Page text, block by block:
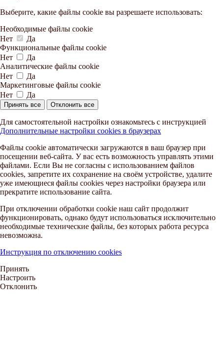
Выберите, какие файлы cookie вы разрешаете использовать:
Необходимые файлы cookie
Нет
Да
Функциональные файлы cookie
Нет
Да
Аналитические файлы cookie
Нет
Да
Маркетинговые файлы cookie
Нет
Да
Принять все Отклонить все
Для самостоятельной настройки ознакомьтесь с инструкцией
Дополнительные настройки cookies в браузерах
Файлы cookie автоматически загружаются в ваш браузер при
посещении веб-сайта. У вас есть возможность управлять этими
файлами. Если Вы не согласны с использованием файлов
cookies, запретите их сохранение на своём устройстве, удалите
уже имеющиеся файлы cookies через настройки браузера или
прекратите использование сайта.
При отключении обработки cookie наш сайт продолжит
функционировать, однако будут использоваться исключительно
необходимые технические файлы, без которых работа ресурса
невозможна.
Инструкция по отключению cookies
Принять
Настроить
Отклонить